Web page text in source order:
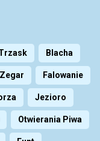
Blacha
Zegar Falowanie
Jezioro
Otwierania Piwa